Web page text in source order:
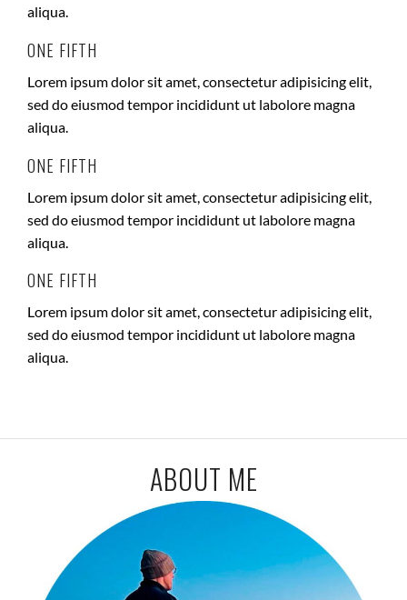
aliqua.
ONE FIFTH
Lorem ipsum dolor sit amet, consectetur adipisicing elit,
sed do eiusmod tempor incididunt ut labolore magna
aliqua.
ONE FIFTH
Lorem ipsum dolor sit amet, consectetur adipisicing elit,
sed do eiusmod tempor incididunt ut labolore magna
aliqua.
ONE FIFTH
Lorem ipsum dolor sit amet, consectetur adipisicing elit,
sed do eiusmod tempor incididunt ut labolore magna
aliqua.
ABOUT ME